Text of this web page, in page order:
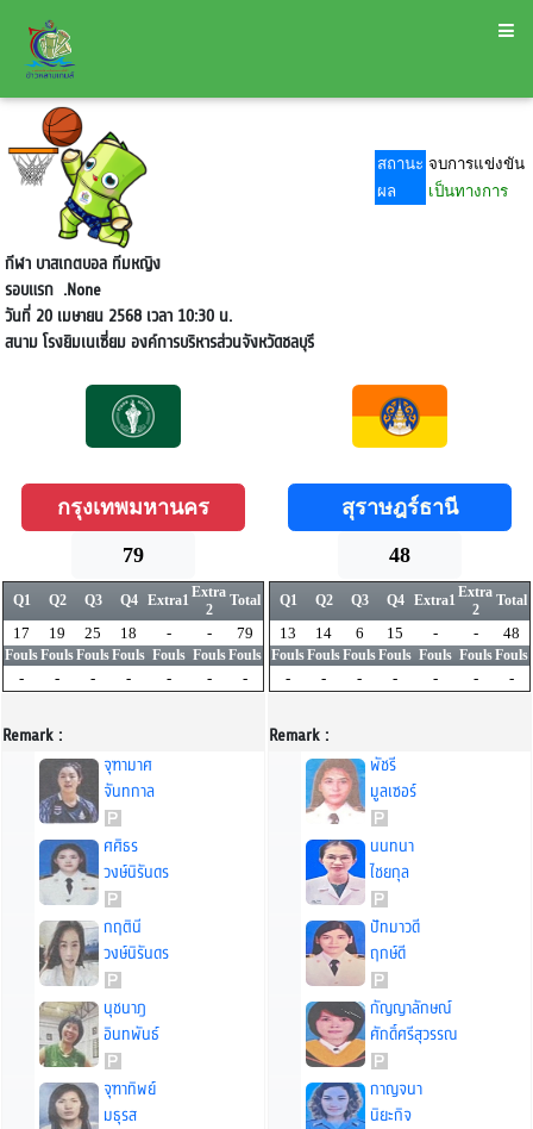
สถานะ จบการแข่งขัน
ผล
เป็นทางการ
กีฬา บาสเกตบอล ทีมหญิง
รอบแรก.None
วันที่ 20 เมษายน 2568 เวลา 10:30 น.
สนามโรงยิมเนเซี่ยม องค์การบริหารส่วนจังหวัดชลบุรี
กรุงเทพมหานคร
79
Q1 Q2 Q3 Q4 Extra1Extra
2
Total
17 19 25 18 - - 79
FoulsFoulsFoulsFouls Fouls FoulsFouls
- - - - - - -
Remark :
จุฑามาศ
จันทกาล
ศศิธร
วงษ์นิรันดร
กฤตินี
วงษ์นิรันดร
นุชนาฎ
อินทพันธ์
จุฑาทิพย์
มธุรส
สุราษฎร์ธานี
48
Q1 Q2 Q3 Q4 Extra1Extra
2
Total
13 14 6 15 - - 48
FoulsFoulsFoulsFouls Fouls FoulsFouls
- - - - - - -
Remark :
พัชรี
มูลเซอร์
นนทนา
ไชยกุล
ปัทมาวดี
ฤกษ์ดี
กัญญาลักษณ์
ศักดิ์ศรีสุวรรณ
กาญจนา
นิยะกิจ